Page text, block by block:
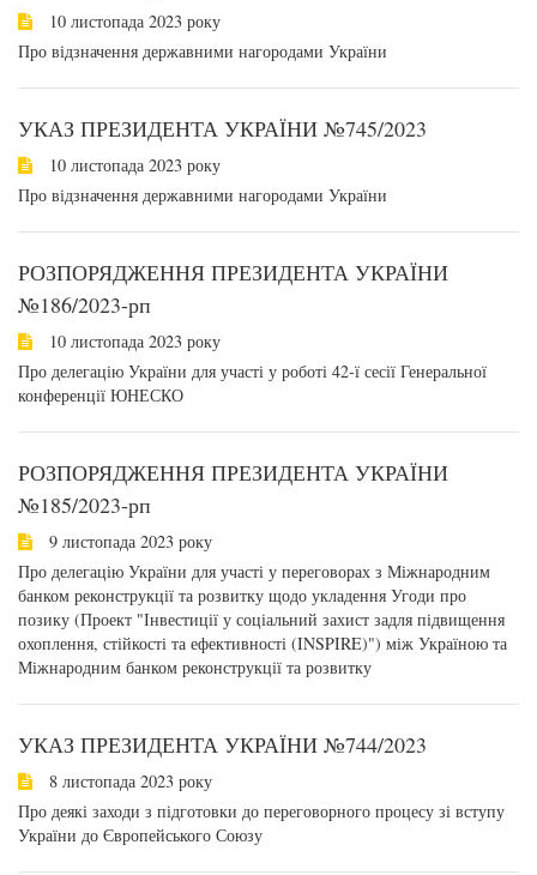
10 листопада 2023 року
Про відзначення державними нагородами України
УКАЗ ПРЕЗИДЕНТА УКРАЇНИ №745/2023
10 листопада 2023 року
Про відзначення державними нагородами України
РОЗПОРЯДЖЕННЯ ПРЕЗИДЕНТА УКРАЇНИ
№186/2023-рп
10 листопада 2023 року
Про делегацію України для участі у роботі 42-ї сесії Генеральної
конференції ЮНЕСКО
РОЗПОРЯДЖЕННЯ ПРЕЗИДЕНТА УКРАЇНИ
№185/2023-рп
9 листопада 2023 року
Про делегацію України для участі у переговорах з Міжнародним
банком реконструкції та розвитку щодо укладення Угоди про
позику (Проект "Інвестиції у соціальний захист задля підвищення
охоплення, стійкості та ефективності (INSPIRE)") між Україною та
Міжнародним банком реконструкції та розвитку
УКАЗ ПРЕЗИДЕНТА УКРАЇНИ №744/2023
8 листопада 2023 року
Про деякі заходи з підготовки до переговорного процесу зі вступу
України до Європейського Союзу